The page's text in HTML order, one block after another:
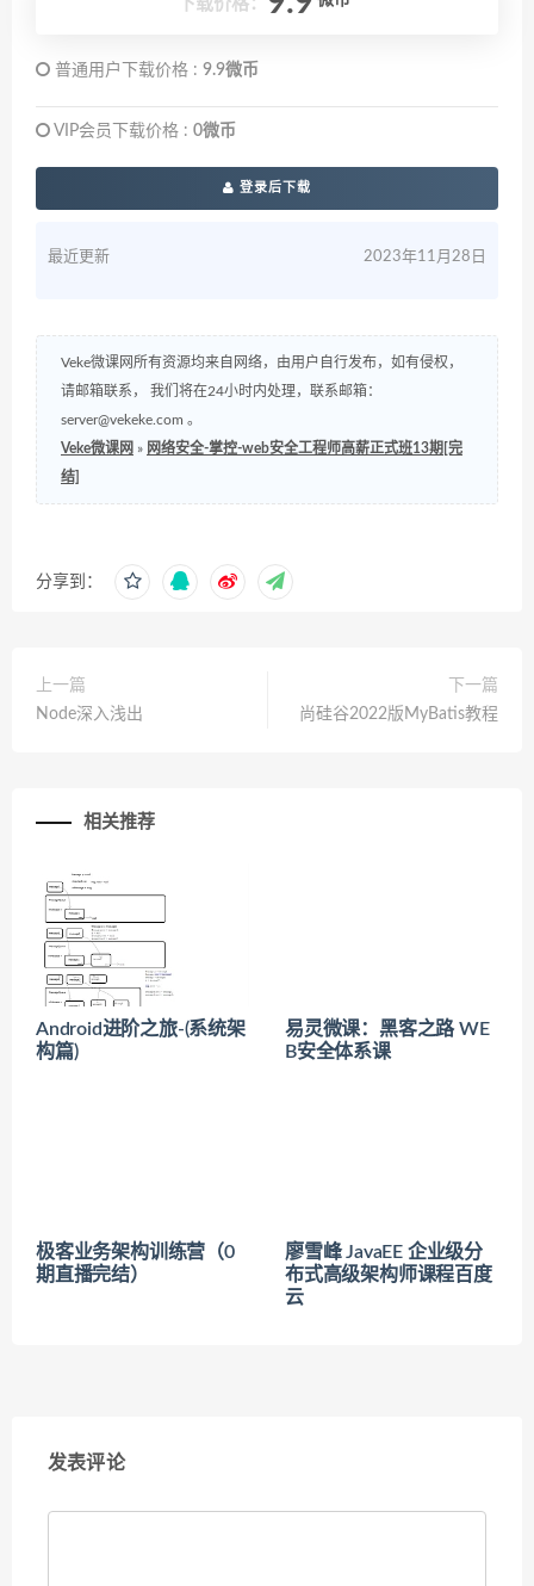
下载价格：
普通用户下载价格 : 9.9微币
VIP会员下载价格 : 0微币
登录后下载
最近更新 2023年11月28日
Veke微课网所有资源均来自网络，由用户自行发布，如有侵权，
请邮箱联系， 我们将在24小时内处理，联系邮箱：
server@vekeke.com 。
Veke微课网 » 网络安全-掌控-web安全工程师高薪正式班13期[完
结]
分享到：
上一篇
Node深入浅出
下一篇
尚硅谷2022版MyBatis教程
相关推荐
Android进阶之旅-(系统架
构篇)
易灵微课：黑客之路 WE
B安全体系课
极客业务架构训练营（0
期直播完结）
廖雪峰 JavaEE 企业级分
布式高级架构师课程百度
云
发表评论